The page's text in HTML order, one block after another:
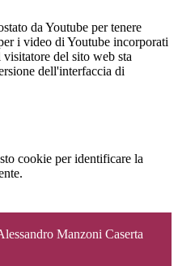
da Youtube per tenere
i video di Youtube incorporati
del sito web sta
dell'interfaccia di
cookie per identificare la
Manzoni Caserta